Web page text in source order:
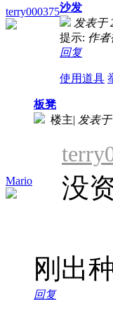
terry000375沙发
发表于
提示: 作者
回复
使用道具
Mario
板凳
楼主| 发表于
没
刚出
回复